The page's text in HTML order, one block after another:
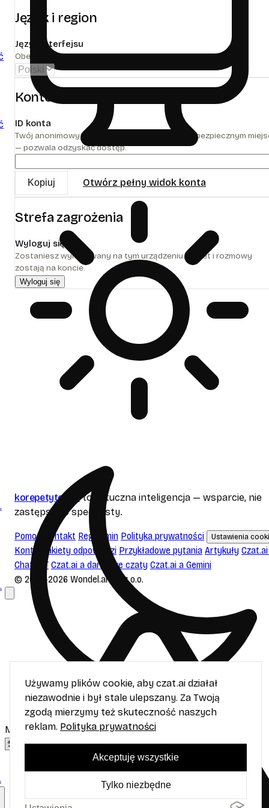
Motyw
Język i region
Język interfejsu
Obecnie tylko polski.
Konto
ID konta
Twój anonimowy identyfikator. Zachowaj go w bezpiecznym
— pozwala odzyskać dostęp.
Kopiuj Otwórz pełny widok konta
Strefa zagrożenia
Wyloguj się
Zostaniesz wylogowany na tym urządzeniu. Pakiet i rozmowy
zostają na koncie.
Wyloguj się
korepetytor
to sztuczna inteligencja — wsparcie, nie
zastępstwo specjalisty.
Pomoc Kontakt Regulamin Polityka prywatności Ustawienia
Konto Pakiety odpowiedzi Przykładowe pytania Artykuły
ChatGPT Czat.ai a darmowe czaty Czat.ai a Gemini
© 2023-2026 Wondel.ai sp. z o.o.
Używamy plików cookie, aby czat.ai działał
niezawodnie i był stale ulepszany. Za Twoją
zgodą mierzymy też skuteczność naszych
reklam. Polityka prywatności
Akceptuję wszystkie
Tylko niezbędne